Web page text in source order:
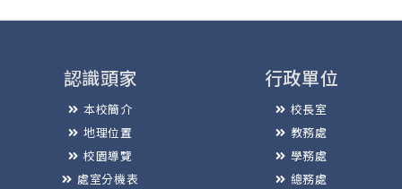
認識頭家
本校簡介
地理位置
校園導覽
處室分機表
行政單位
校長室
教務處
學務處
總務處